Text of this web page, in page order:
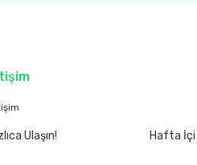
Ulaşın! Hafta İçi